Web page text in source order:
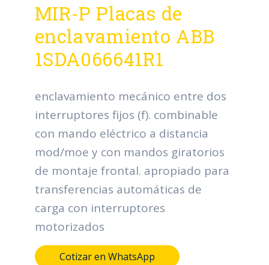
MIR-P Placas de
enclavamiento ABB
1SDA066641R1
enclavamiento mecánico entre dos
interruptores fijos (f). combinable
con mando eléctrico a distancia
mod/moe y con mandos giratorios
de montaje frontal. apropiado para
transferencias automáticas de
carga con interruptores
motorizados
Cotizar en WhatsApp